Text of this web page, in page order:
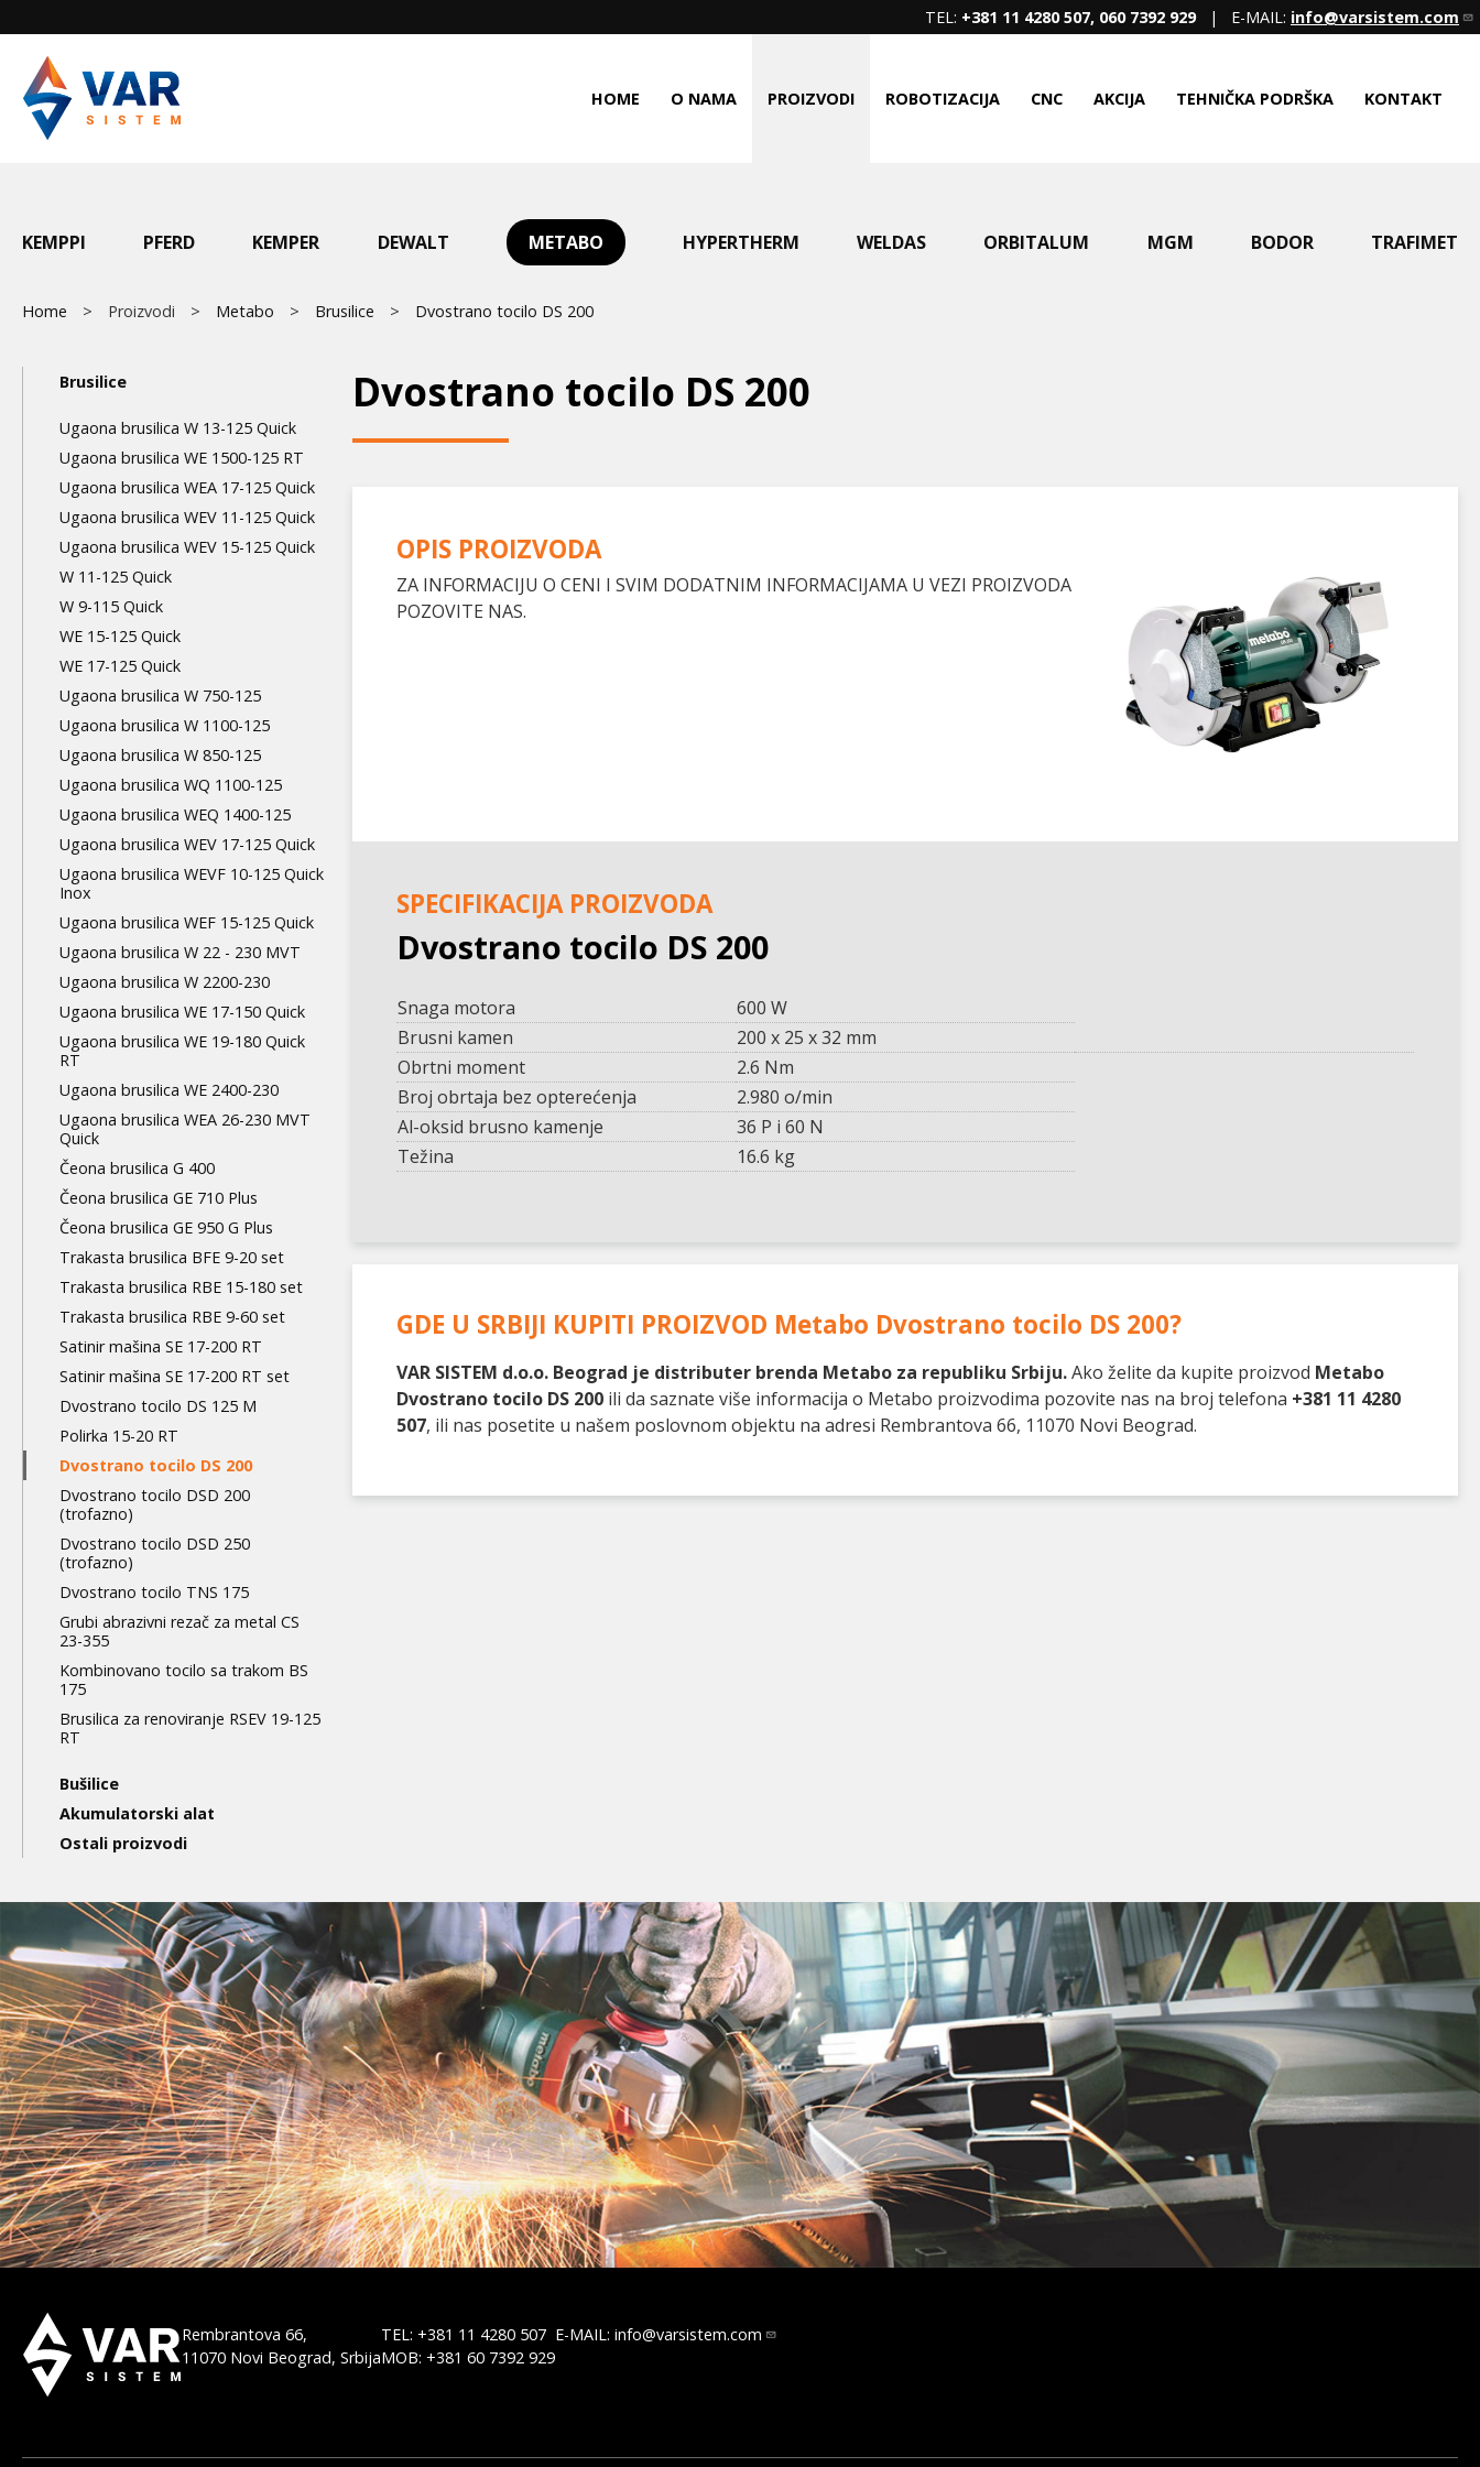
to
main
content
TEL: +381 11 4280 507, 060 7392 929| E-MAIL: info@varsistem.com
HOME O NAMA PROIZVODI ROBOTIZACIJA CNC AKCIJA TEHNIČKA PODRŠKA KONTAKT
Main
KEMPPI PFERD KEMPER DEWALT METABO HYPERTHERM WELDAS ORBITALUM MGM BODOR TRAFIMET
Breadcrumb
Home Proizvodi Metabo Brusilice Dvostrano tocilo DS 200
Dvostrano tocilo DS 200
OPIS PROIZVODA
ZA INFORMACIJU O CENI I SVIM DODATNIM INFORMACIJAMA U VEZI PROIZVODA
POZOVITE NAS.
SPECIFIKACIJA PROIZVODA
Dvostrano tocilo DS 200
Snaga motora
600 W
Brusni kamen
200 x 25 x 32 mm
Obrtni moment
2.6 Nm
Broj obrtaja bez opterećenja
2.980 o/min
Al-oksid brusno kamenje
36 P i 60 N
Težina
16.6 kg
GDE U SRBIJI KUPITI PROIZVOD Metabo Dvostrano tocilo DS 200?
VAR SISTEM d.o.o. Beograd je distributer brenda Metabo za republiku Srbiju.Ako želite da kupite proizvod Metabo
Dvostrano tocilo DS 200 ili da saznate više informacija o Metabo proizvodima pozovite nas na broj telefona +381 11 4280
507, ili nas posetite u našem poslovnom objektu na adresi Rembrantova 66, 11070 Novi Beograd.
Main
navigation
3nd
level
Brusilice
Ugaona brusilica W 13-125 Quick
Ugaona brusilica WE 1500-125 RT
Ugaona brusilica WEA 17-125 Quick
Ugaona brusilica WEV 11-125 Quick
Ugaona brusilica WEV 15-125 Quick
W 11-125 Quick
W 9-115 Quick
WE 15-125 Quick
WE 17-125 Quick
Ugaona brusilica W 750-125
Ugaona brusilica W 1100-125
Ugaona brusilica W 850-125
Ugaona brusilica WQ 1100-125
Ugaona brusilica WEQ 1400-125
Ugaona brusilica WEV 17-125 Quick
Ugaona brusilica WEVF 10-125 Quick
Inox
Ugaona brusilica WEF 15-125 Quick
Ugaona brusilica W 22 - 230 MVT
Ugaona brusilica W 2200-230
Ugaona brusilica WE 17-150 Quick
Ugaona brusilica WE 19-180 Quick
RT
Ugaona brusilica WE 2400-230
Ugaona brusilica WEA 26-230 MVT
Quick
Čeona brusilica G 400
Čeona brusilica GE 710 Plus
Čeona brusilica GE 950 G Plus
Trakasta brusilica BFE 9-20 set
Trakasta brusilica RBE 15-180 set
Trakasta brusilica RBE 9-60 set
Satinir mašina SE 17-200 RT
Satinir mašina SE 17-200 RT set
Dvostrano tocilo DS 125 M
Polirka 15-20 RT
Dvostrano tocilo DS 200
Dvostrano tocilo DSD 200
(trofazno)
Dvostrano tocilo DSD 250
(trofazno)
Dvostrano tocilo TNS 175
Grubi abrazivni rezač za metal CS
23-355
Kombinovano tocilo sa trakom BS
175
Brusilica za renoviranje RSEV 19-125
RT
Bušilice
Akumulatorski alat
Ostali proizvodi
Rembrantova 66,
11070 Novi Beograd, Srbija
TEL: +381 11 4280 507
MOB: +381 60 7392 929
E-MAIL: info@varsistem.com